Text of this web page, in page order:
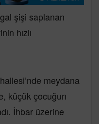
şişi saplanan
hızlı
meydana
küçük çocuğun
İhbar üzerine